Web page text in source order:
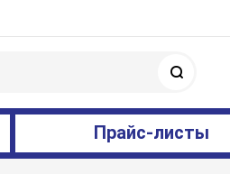
Прайс-листы